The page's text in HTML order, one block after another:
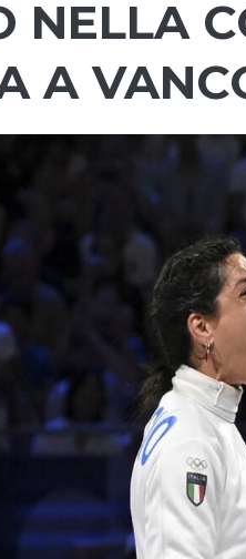
NELLA
A